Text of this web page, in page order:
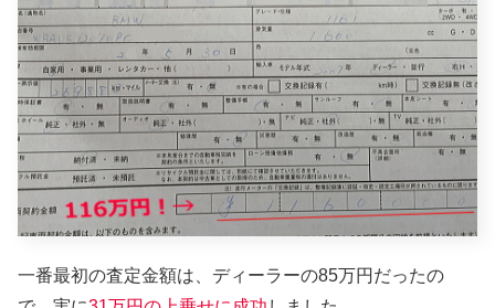
一番最初の査定金額は、ディーラーの85万円だったの